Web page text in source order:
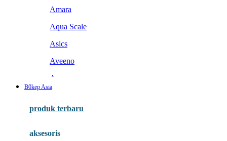
Amara
Aqua Scale
Asics
Aveeno
Awan
Baabaasheepz
B0kep Asia
produk terbaru
aksesoris